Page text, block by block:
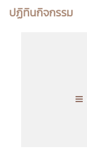
ปฏิทินกิจกรรม